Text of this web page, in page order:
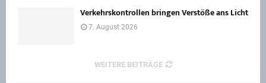
Verkehrskontrollen bringen Verstöße ans Licht
7. August 2026
WEITERE BEITRÄGE